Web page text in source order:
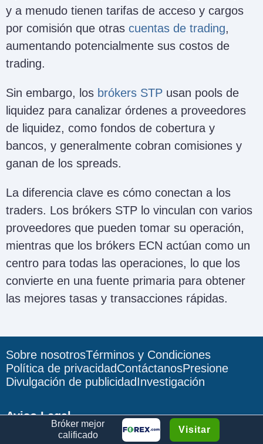
Bróker mejor
calificado
Visitar
y a menudo tienen tarifas de acceso y cargos
por comisión que otras cuentas de trading,
aumentando potencialmente sus costos de
trading.
Sin embargo, los brókers STP usan pools de
liquidez para canalizar órdenes a proveedores
de liquidez, como fondos de cobertura y
bancos, y generalmente cobran comisiones y
ganan de los spreads.
La diferencia clave es cómo conectan a los
traders. Los brókers STP lo vinculan con varios
proveedores que pueden tomar su operación,
mientras que los brókers ECN actúan como un
centro para todas las operaciones, lo que los
convierte en una fuente primaria para obtener
las mejores tasas y transacciones rápidas.
Sobre nosotrosTérminos y Condiciones
Política de privacidadContáctanosPresione
Divulgación de publicidadInvestigación
Aviso Legal
Todo el contenido de este sitio es solo para